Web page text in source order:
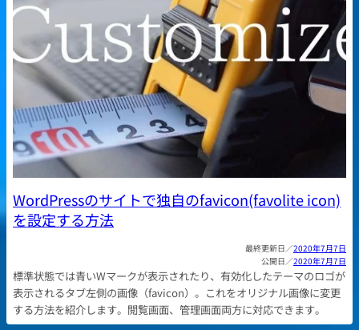
WordPressのサイトで独自のfavicon(favolite icon)
を設定する方法
2020年7月7日
2020年7月7日
標準状態では青いWマークが表示されたり、有効化したテーマのロゴが
表示されるタブ左側の画像（favicon）。これをオリジナル画像に変更
する方法を紹介します。閲覧画面、管理画面両方に対応できます。